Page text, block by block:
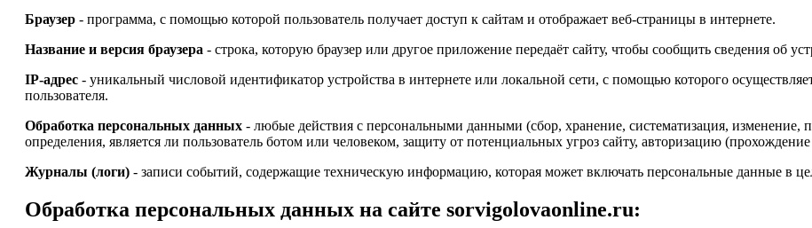
Браузер - программа, с помощью которой пользователь получает доступ к сайтам и отображает веб-страницы в интернете.
Название и версия браузера - строка, которую браузер или другое приложение передаёт сайту, чтобы сообщить сведения об
IP-адрес - уникальный числовой идентификатор устройства в интернете или локальной сети, с помощью которого
пользователя.
Обработка персональных данных - любые действия с персональными данными (сбор, хранение, систематизация, изменение,
определения, является ли пользователь ботом или человеком, защиту от потенциальных угроз сайту, авторизацию
Журналы (логи) - записи событий, содержащие техническую информацию, которая может включать персональные данные в
Обработка персональных данных на сайте sorvigolovaonline.ru: